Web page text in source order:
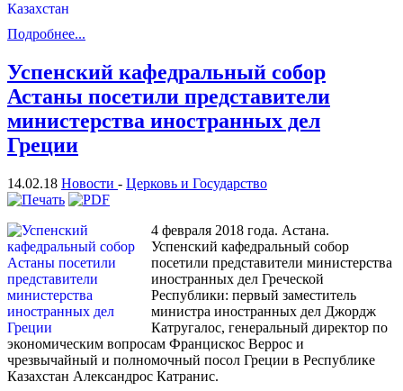
Подробнее...
Успенский кафедральный собор
Астаны посетили представители
министерства иностранных дел
Греции
14.02.18 Новости - Церковь и Государство
4 февраля 2018 года. Астана.
Успенский кафедральный собор
посетили представители министерства
иностранных дел Греческой
Республики: первый заместитель
министра иностранных дел Джордж
Катругалос, генеральный директор по
экономическим вопросам Францискос Веррос и
чрезвычайный и полномочный посол Греции в Республике
Казахстан Александрос Катранис.